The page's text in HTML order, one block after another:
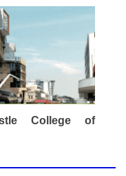
College of